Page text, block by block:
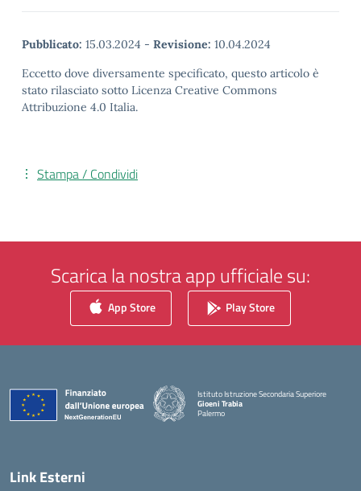
Pubblicato: 15.03.2024 - Revisione: 10.04.2024
Eccetto dove diversamente specificato, questo articolo è
stato rilasciato sotto Licenza Creative Commons
Attribuzione 4.0 Italia.
Stampa / Condividi
Scarica la nostra app ufficiale su:
App Store Play Store
Istituto Istruzione Secondaria Superiore
Gioeni Trabia
Palermo
Link Esterni